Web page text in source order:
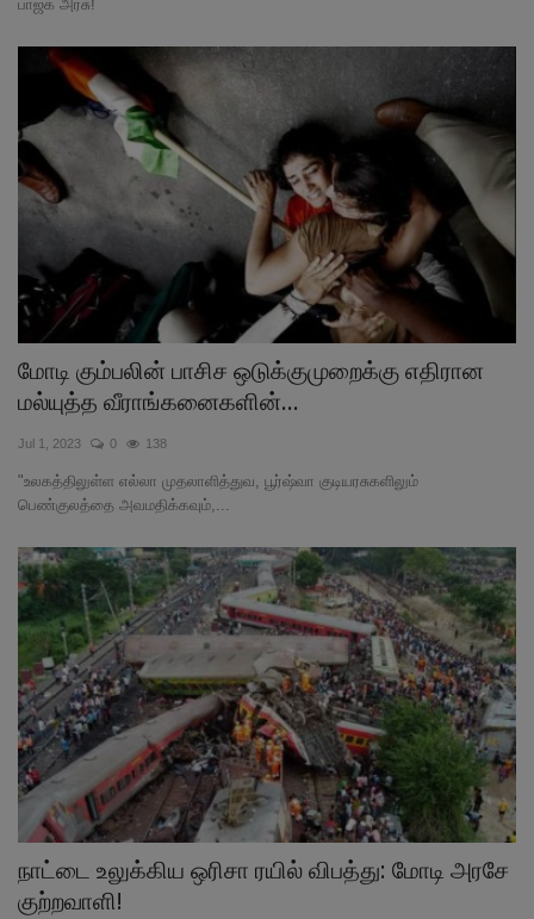
பாஜக அரசு!
மோடி கும்பலின் பாசிச ஒடுக்குமுறைக்கு எதிரான
மல்யுத்த வீராங்கனைகளின்...
Jul 1, 2023 0 138
"உலகத்திலுள்ள எல்லா முதலாளித்துவ, பூர்ஷ்வா குடியரசுகளிலும்
பெண்குலத்தை அவமதிக்கவும்,...
நாட்டை உலுக்கிய ஒரிசா ரயில் விபத்து: மோடி அரசே
குற்றவாளி!